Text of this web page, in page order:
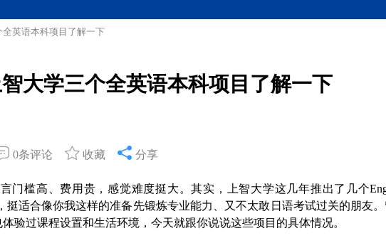
英语本科项目了解一下
大学三个全英语本科项目了解一下
0条评论 收藏 分享
门槛高、费用贵，感觉难度挺大。其实，上智大学这几年推出了几个
挺适合像你我这样的准备先锻炼专业能力、又不太敢日语考试过关的朋友
验过课程设置和生活环境，今天就跟你说说这些项目的具体情况。